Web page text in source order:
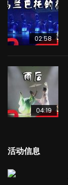
02:58
04:19
活动信息